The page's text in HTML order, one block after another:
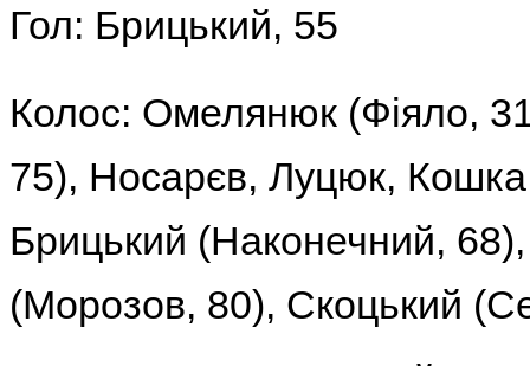
Гол: Брицький, 55
Колос: Омелянюк (Фіяло,
75), Носарєв, Луцюк,
Брицький (Наконечний,
(Морозов, 80), Скоцький